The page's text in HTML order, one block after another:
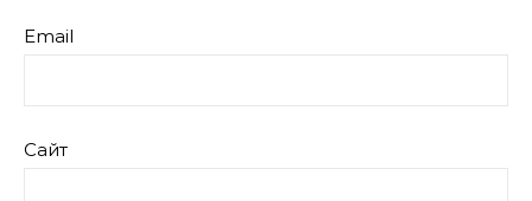
Email
Сайт